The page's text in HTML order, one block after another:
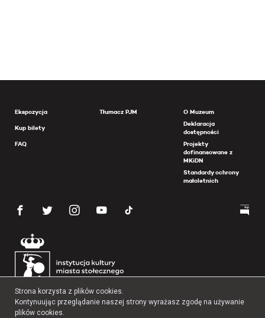
Ekspozycja
Kup bilety
FAQ
Tłumacz PJM
O Muzeum
Deklaracja
dostępności
Projekty
dofinansowane z
MKiDN
Standardy ochrony
małoletnich
Strona korzysta z plików cookies.
Kontynuując przeglądanie naszej strony wyrażasz zgodę na używanie
plików cookies.